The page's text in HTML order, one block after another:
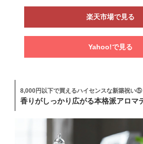
楽天市場で見る
Yahoo!で見る
8,000円以下で買えるハイセンスな新築祝い⑤
香りがしっかり広がる本格派アロマ